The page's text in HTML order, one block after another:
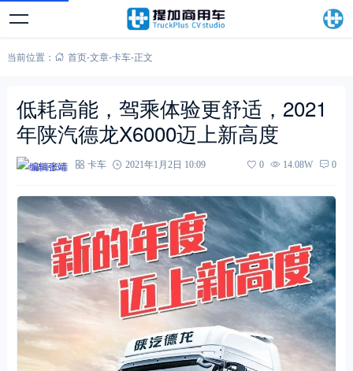
当前位置： 首页-文章-卡车-正文
低耗高能，驾乘体验更舒适，2021
年陕汽德龙X6000迈上新高度
编辑张靖 卡车 2021年1月2日 10:09 0 14.08W 0